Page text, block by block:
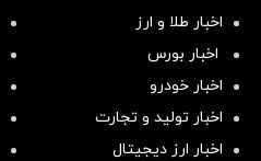
اخبار طلا و ارز
اخبار بورس
اخبار خودرو
اخبار تولید و تجارت
اخبار ارز دیجیتال